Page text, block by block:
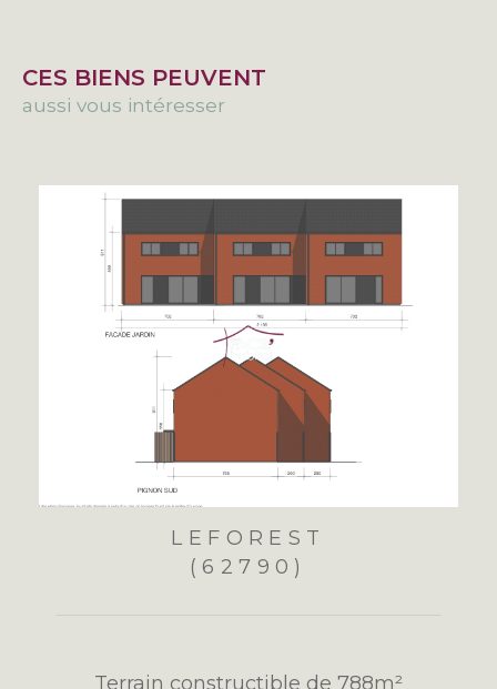
CES BIENS PEUVENT
aussi vous intéresser
LEFOREST
(62790)
Terrain constructible de 788m²